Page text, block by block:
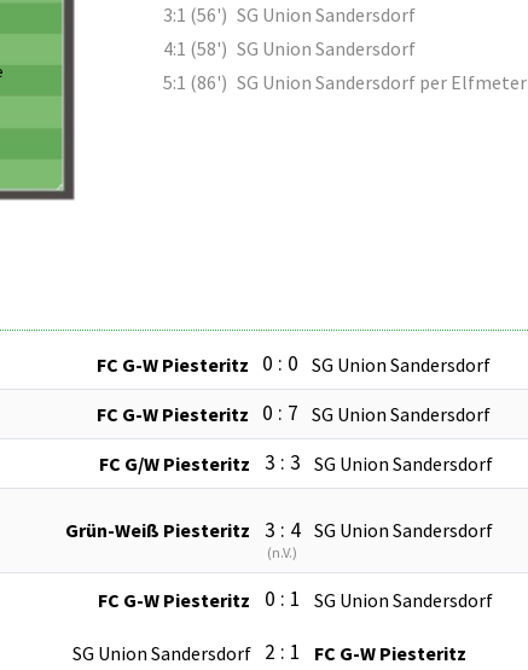
3:1 (56') SG Union Sandersdorf
4:1 (58') SG Union Sandersdorf
5:1 (86') SG Union Sandersdorf per Elfmeter
FC G-W Piesteritz 0 : 0 SG Union Sandersdorf
FC G-W Piesteritz 0 : 7 SG Union Sandersdorf
FC G/W Piesteritz 3 : 3 SG Union Sandersdorf
Grün-Weiß Piesteritz 3 : 4
(n.V.)
SG Union Sandersdorf
FC G-W Piesteritz 0 : 1 SG Union Sandersdorf
SG Union Sandersdorf 2 : 1 FC G-W Piesteritz